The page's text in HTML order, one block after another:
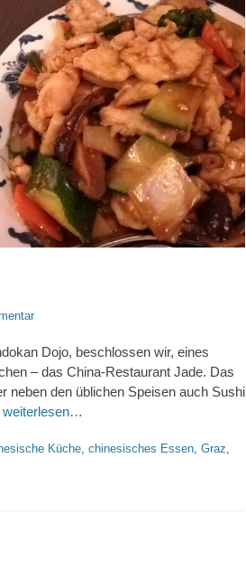
Dojo, beschlossen wir, eines
– das China-Restaurant Jade. Das
neben den üblichen Speisen auch Sushi
weiterlesen…
Küche chinesisches Essen Graz